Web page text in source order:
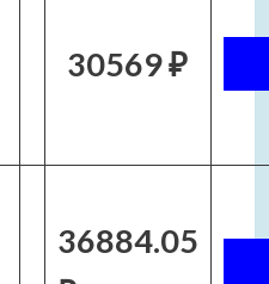
30569 ₽
36884.05